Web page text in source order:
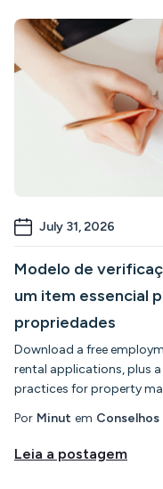
July 31, 2026
Modelo de
um item essencial
propriedades
Download a free
rental applications, plus
practices for property
Por Minut em
Leia a postagem